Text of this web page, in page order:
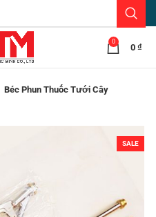
0
0 ₫
Béc Phun Thuốc Tưới Cây
SALE